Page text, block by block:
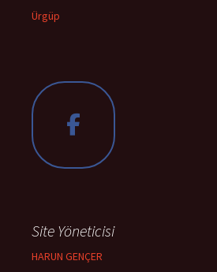
Ürgüp
Site Yöneticisi
HARUN GENÇER